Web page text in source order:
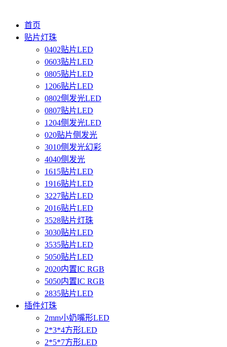
首页
贴片灯珠
0402贴片LED
0603贴片LED
0805贴片LED
1206贴片LED
0802侧发光LED
0807贴片LED
1204侧发光LED
020贴片侧发光
3010侧发光幻彩
4040侧发光
1615贴片LED
1916贴片LED
3227贴片LED
2016贴片LED
3528贴片灯珠
3030贴片LED
3535贴片LED
5050贴片LED
2020内置IC RGB
5050内置IC RGB
2835贴片LED
插件灯珠
2mm小奶嘴形LED
2*3*4方形LED
2*5*7方形LED